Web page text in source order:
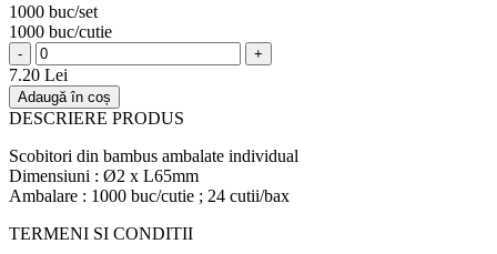
1000 buc/set
1000 buc/cutie
- +
7.20 Lei
Adaugă în coș
DESCRIERE PRODUS
Scobitori din bambus ambalate individual
Dimensiuni : Ø2 x L65mm
Ambalare : 1000 buc/cutie ; 24 cutii/bax
TERMENI SI CONDITII